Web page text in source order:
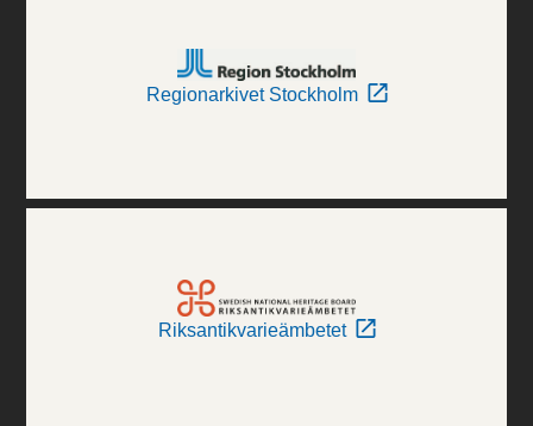
Regionarkivet Stockholm
Riksantikvarieämbetet